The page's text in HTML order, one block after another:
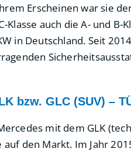
Erscheinen war sie
Klasse auch die A- und B-
in Deutschland. Seit
bzw. GLC (SUV) –
mit dem GLK
auf den Markt. Im Jahr